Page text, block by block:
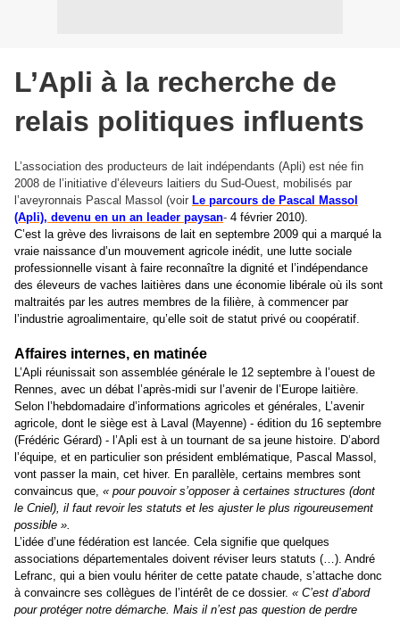
L’Apli à la recherche de
relais politiques influents
L’association des producteurs de lait indépendants (Apli) est née fin
2008 de l’initiative d’éleveurs laitiers du Sud-Ouest, mobilisés par
l’aveyronnais Pascal Massol (voir Le parcours de Pascal Massol
(Apli), devenu en un an leader paysan- 4 février 2010).
C’est la grève des livraisons de lait en septembre 2009 qui a marqué la
vraie naissance d’un mouvement agricole inédit, une lutte sociale
professionnelle visant à faire reconnaître la dignité et l’indépendance
des éleveurs de vaches laitières dans une économie libérale où ils sont
maltraités par les autres membres de la filière, à commencer par
l’industrie agroalimentaire, qu’elle soit de statut privé ou coopératif.
Affaires internes, en matinée
L’Apli réunissait son assemblée générale le 12 septembre à l’ouest de
Rennes, avec un débat l’après-midi sur l’avenir de l’Europe laitière.
Selon l’hebdomadaire d’informations agricoles et générales, L’avenir
agricole, dont le siège est à Laval (Mayenne) - édition du 16 septembre
(Frédéric Gérard) - l’Apli est à un tournant de sa jeune histoire. D’abord
l’équipe, et en particulier son président emblématique, Pascal Massol,
vont passer la main, cet hiver. En parallèle, certains membres sont
convaincus que, « pour pouvoir s’opposer à certaines structures (dont
le Cniel), il faut revoir les statuts et les ajuster le plus rigoureusement
possible ».
L’idée d’une fédération est lancée. Cela signifie que quelques
associations départementales doivent réviser leurs statuts (…). André
Lefranc, qui a bien voulu hériter de cette patate chaude, s’attache donc
à convaincre ses collègues de l’intérêt de ce dossier. « C’est d’abord
pour protéger notre démarche. Mais il n’est pas question de perdre